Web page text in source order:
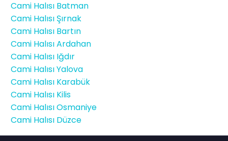
Cami Halısı Batman
Cami Halısı Şırnak
Cami Halısı Bartın
Cami Halısı Ardahan
Cami Halısı Iğdır
Cami Halısı Yalova
Cami Halısı Karabük
Cami Halısı Kilis
Cami Halısı Osmaniye
Cami Halısı Düzce